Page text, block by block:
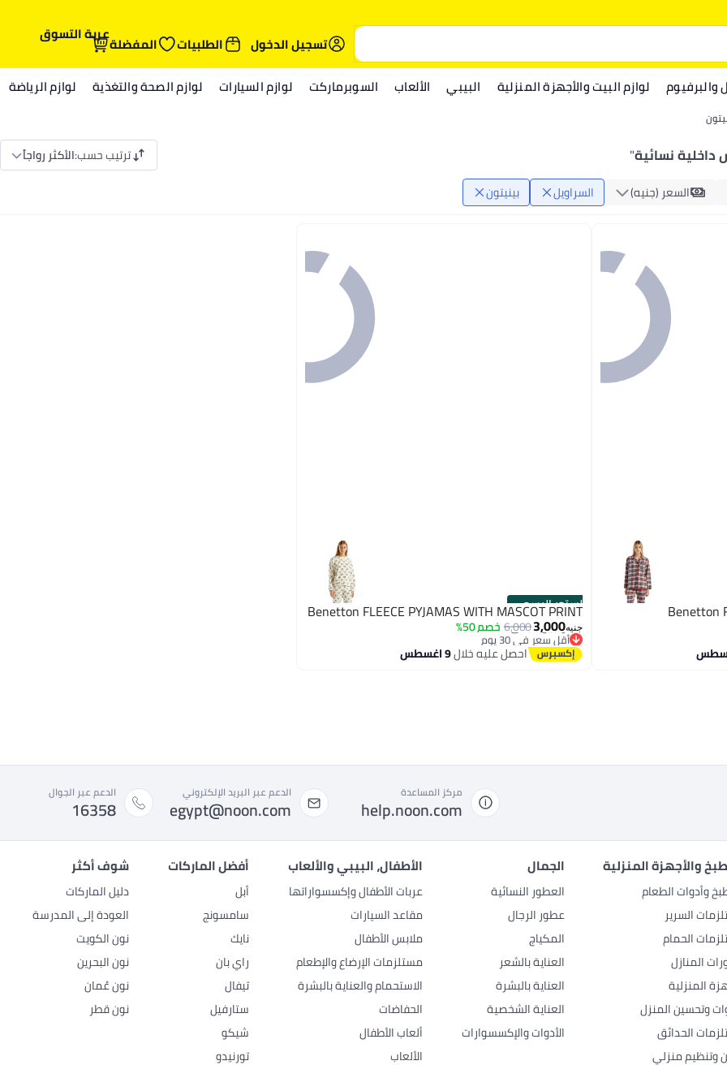
تسجيل الدخول
الطلبيات المفضلةعربة التسوق
والبرفيوم لوازم البيت والأجهزة المنزلية البيبي الألعاب السوبرماركت لوازم السيارات لوازم الصحة والتغذية لوازم الرياضة
داخلية نسائية" ترتيب حسب:الأكثر رواجاً
السعر (جنيه) السراويل بينيتون
Benetton الستور الرسمي
Benetton FLEECE PYJAMAS WITH MASCOT PRINT
جنيه3,000
6,000خصم 50%
أقل سعر في 30 يوم
توصيل مجاني
أقل سعر في 30 يوم
احصل عليه خلال9 اغسطس
مركز المساعدة
help.noon.com
الدعم عبر البريد الإلكتروني
egypt@noon.com
الدعم عبر الجوال
16358
والأجهزة المنزلية
وأدوات الطعام
السرير
الحمام
المنازل
المنزلية
وتحسين المنزل
الحدائق
وتنظيم منزلي
الجمال
العطور النسائية
عطور الرجال
المكياج
العناية بالشعر
العناية بالبشرة
العناية الشخصية
الأدوات والإكسسوارات
الأطفال، البيبي والألعاب
عربات الأطفال وإكسسواراتها
مقاعد السيارات
ملابس الأطفال
مستلزمات الإرضاع والإطعام
الاستحمام والعناية بالبشرة
الحفاضات
ألعاب الأطفال
الألعاب
أفضل الماركات
أبل
سامسونج
نايك
راي بان
تيفال
ستارفيل
شيكو
تورنيدو
شوف أكثر
دليل الماركات
العودة إلى المدرسة
نون الكويت
نون البحرين
نون عُمان
نون قطر